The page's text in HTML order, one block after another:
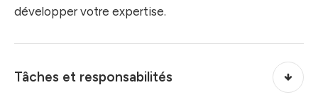
développer votre expertise.
Tâches et responsabilités